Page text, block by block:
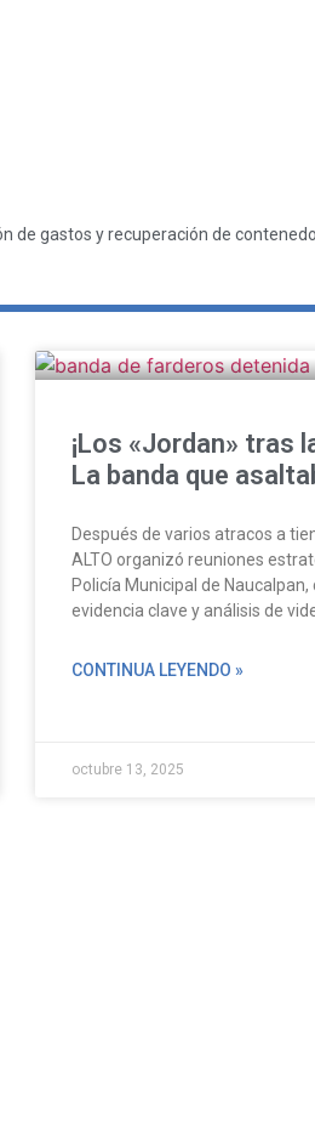
de gastos y recuperación de
¡Los «Jordan» tras
La banda que
Después de varios atracos a
ALTO organizó reuniones
Policía Municipal de
evidencia clave y análisis de
CONTINUA LEYENDO »
octubre 13, 2025